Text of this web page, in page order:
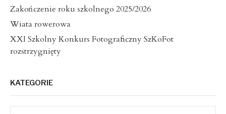
Zakończenie roku szkolnego 2025/2026
Wiata rowerowa
XXI Szkolny Konkurs Fotograficzny SzKoFot
rozstrzygnięty
KATEGORIE